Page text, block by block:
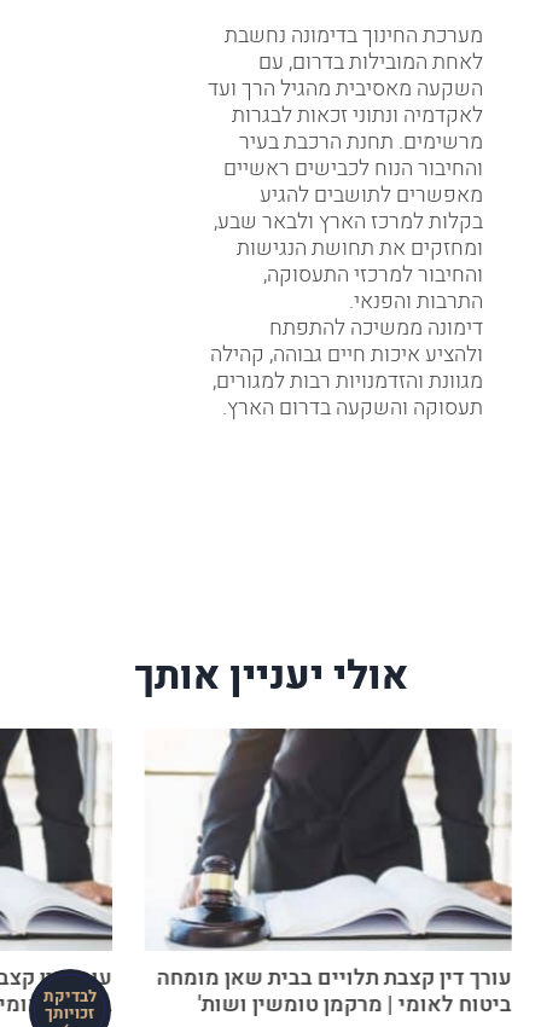
מערכת החינוך בדימונה נחשבת
לאחת המובילות בדרום, עם
השקעה מאסיבית מהגיל הרך ועד
לאקדמיה ונתוני זכאות לבגרות
מרשימים. תחנת הרכבת בעיר
והחיבור הנוח לכבישים ראשיים
מאפשרים לתושבים להגיע
בקלות למרכז הארץ ולבאר שבע,
ומחזקים את תחושת הנגישות
והחיבור למרכזי התעסוקה,
התרבות והפנאי.
דימונה ממשיכה להתפתח
ולהציע איכות חיים גבוהה, קהילה
מגוונת והזדמנויות רבות למגורים,
תעסוקה והשקעה בדרום הארץ.
אולי יעניין אותך
עורך דין קצבת תלויים בבית שאן מומחה
ביטוח לאומי | מרקמן טומשין ושות'
עורך דין
ביטוח
לבדיקת
זכויותך